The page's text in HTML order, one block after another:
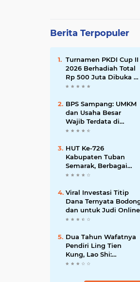
Berita Terpopuler
Turnamen PKDI Cup II
2026 Berhadiah Total
Rp 500 Juta Dibuka di
Jombang, Ketua PKDI
Mahdi: Ajang
Silaturrahmi dan
Media Komunikasi
Antar-Kades untuk
BPS Sampang: UMKM
dan Usaha Besar
Wajib Terdata di
Sensus Ekonomi 2026,
Sasaran
HUT Ke-726
Kabupaten Tuban
Semarak, Berbagai
Prestasinya Pun
Viral Investasi Titip
Dana Ternyata
dan untuk Judi Online
Dua Tahun Wafatnya
Pendiri Ling Tien
Kung, Lao Shi:
Amanah Harus Kita